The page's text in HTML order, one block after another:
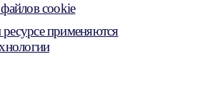
cookie
применяются